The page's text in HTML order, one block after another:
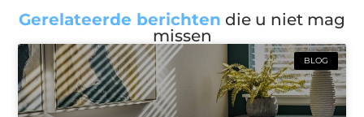
Gerelateerde berichten die u niet mag
missen
BLOG